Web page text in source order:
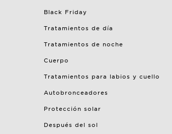
Black Friday
Tratamientos de día
Tratamientos de noche
Cuerpo
Tratamientos para labios y cuello
Autobronceadores
Protección solar
Después del sol